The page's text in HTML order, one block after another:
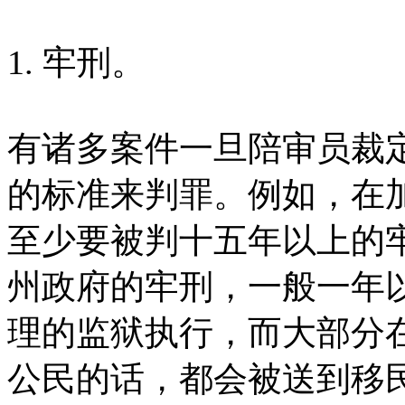
1. 牢刑。
有诸多案件一旦陪审员裁
的标准来判罪。例如，在
至少要被判十五年以上的
州政府的牢刑，一般一年
理的监狱执行，而大部分
公民的话，都会被送到移